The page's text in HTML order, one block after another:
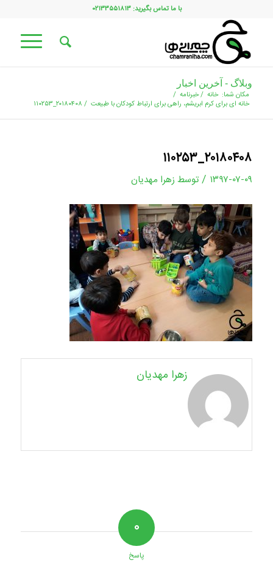
با ما تماس بگیرید: ۰۲۱۳۳۵۵۱۸۱۳
وبلاگ - آخرین اخبار
مکان شما: خانه /خبرنامه /
خانه ای برای کرم ابریشم، راهی برای ارتباط کودکان با طبیعت / ۲۰۱۸۰۴۰۸_۱۱۰۲۵۳
۲۰۱۸۰۴۰۸_۱۱۰۲۵۳
۱۳۹۷-۰۷-۰۹ / توسط زهرا مهدیان
زهرا مهدیان
۰
پاسخ